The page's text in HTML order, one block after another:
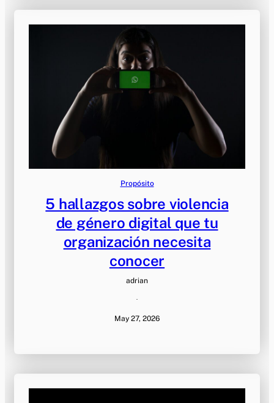
Propósito
5 hallazgos sobre violencia
de género digital que tu
organización necesita
conocer
adrian
·
May 27, 2026